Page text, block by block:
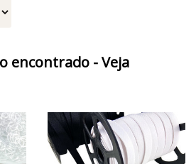
encontrado - Veja